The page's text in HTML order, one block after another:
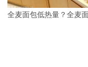
全麦面包低热量？全麦